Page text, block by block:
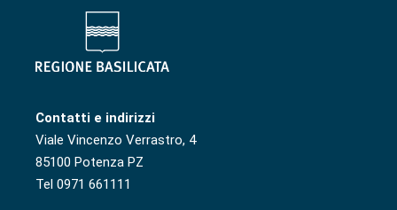
Contatti e indirizzi
Viale Vincenzo Verrastro, 4
85100 Potenza PZ
Tel 0971 661111